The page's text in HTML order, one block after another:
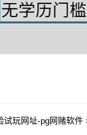
试玩网址-pg网赌软件